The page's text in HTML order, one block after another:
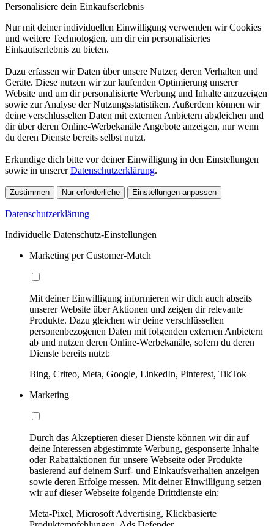
Personalisiere dein Einkaufserlebnis
Nur mit deiner individuellen Einwilligung verwenden wir Cookies
und weitere Technologien, um dir ein personalisiertes
Einkaufserlebnis zu bieten.
Dazu erfassen wir Daten über unsere Nutzer, deren Verhalten und
Geräte. Diese nutzen wir zur laufenden Optimierung unserer
Website und um dir personalisierte Werbung und Inhalte anzuzeigen
sowie zur Analyse der Nutzungsstatistiken. Außerdem können wir
deine verschlüsselten Daten mit externen Anbietern abgleichen und
dir über deren Online-Werbekanäle Angebote anzeigen, nur wenn
du deren Dienste bereits selbst nutzt.
Erkundige dich bitte vor deiner Einwilligung in den Einstellungen
sowie in unsererDatenschutzerklärung.
Zustimmen Nur erforderliche Einstellungen anpassen
Datenschutzerklärung
Individuelle Datenschutz-Einstellungen
Marketing per Customer-Match
Mit deiner Einwilligung informieren wir dich auch abseits
unserer Website über Aktionen und zeigen dir relevante
Produkte. Dazu gleichen wir deine verschlüsselten
personenbezogenen Daten mit folgenden externen Anbietern
ab und nutzen deren Online-Werbekanäle, sofern du deren
Dienste bereits nutzt:
Bing, Criteo, Meta, Google, LinkedIn, Pinterest, TikTok
Marketing
Durch das Akzeptieren dieser Dienste können wir dir auf
deine Interessen abgestimmte Werbung, gesponserte Inhalte
oder Rabattaktionen für unsere Webseite oder Produkte
basierend auf deinem Surf- und Einkaufsverhalten anzeigen
sowie deren Erfolge messen. Mit deiner Einwilligung setzen
wir auf dieser Webseite folgende Drittdienste ein:
Meta-Pixel, Microsoft Advertising, Klickbasierte